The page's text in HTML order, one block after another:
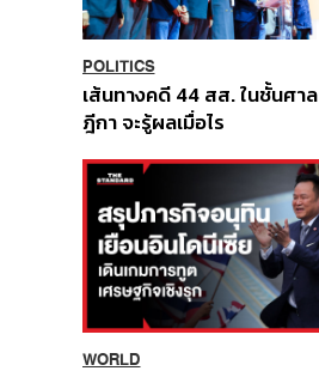
POLITICS
เส้นทางคดี 44 สส. ในชั้นศาล
ฎีกา จะรู้ผลเมื่อไร
WORLD